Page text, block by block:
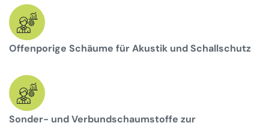
Offenporige Schäume für Akustik und Schallschutz
Sonder- und Verbundschaumstoffe zur